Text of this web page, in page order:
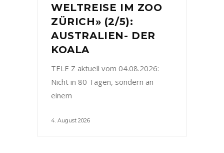
WELTREISE IM ZOO
ZÜRICH» (2/5):
AUSTRALIEN- DER
KOALA
TELE Z aktuell vom 04.08.2026:
Nicht in 80 Tagen, sondern an
einem
4. August 2026